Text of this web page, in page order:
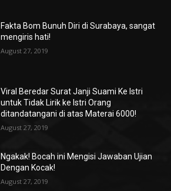
Fakta Bom Bunuh Diri di Surabaya, sangat
mengiris hati!
August 27, 2019
Viral Beredar Surat Janji Suami Ke Istri
untuk Tidak Lirik ke Istri Orang
ditandatangani di atas Materai 6000!
August 27, 2019
Ngakak! Bocah ini Mengisi Jawaban Ujian
Dengan Kocak!
August 27, 2019